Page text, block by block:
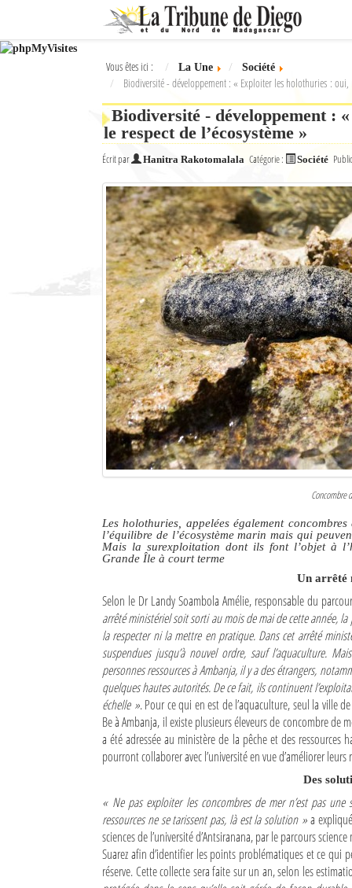
Ok
L'actualité à Diego Suarez
Le Nord de Madagascar
L'actualité du tourisme
Les Petites Annonces
Vous êtes ici : La Une Société
Biodiversité - développement : « Exploiter les holothuries : oui,
Biodiversité - développement :
le respect de l’écosystème »
Écrit par Hanitra Rakotomalala Catégorie : Société
Concombre
Les holothuries, appelées également
l’équilibre de l’écosystème marin mais qui
Mais la surexploitation dont ils font l’objet à
Grande Île à court terme
Un arrêté
Selon le Dr Landy Soambola Amélie, responsable du
arrêté ministériel soit sorti au mois de mai de cette année,
la respecter ni la mettre en pratique. Dans cet arrêté
suspendues jusqu’à nouvel ordre, sauf l’aquaculture.
personnes ressources à Ambanja, il y a des étrangers,
quelques hautes autorités. De ce fait, ils continuent
échelle ». Pour ce qui en est de l’aquaculture, seul la ville
Be à Ambanja, il existe plusieurs éleveurs de concombre
a été adressée au ministère de la pêche et des ressources
pourront collaborer avec l’université en vue d’améliorer
Des
« Ne pas exploiter les concombres de mer n’est pas
ressources ne se tarissent pas, là est la solution »a
sciences de l’université d’Antsiranana, par le parcours
Suarez afin d’identifier les points problématiques et ce qui
réserve. Cette collecte sera faite sur un an, selon les